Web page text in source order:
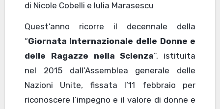
di Nicole Cobelli e Iulia Marasescu
Quest’anno ricorre il decennale della
“Giornata Internazionale delle Donne e
delle Ragazze nella Scienza”, istituita
nel 2015 dall’Assemblea generale delle
Nazioni Unite, fissata l’11 febbraio per
riconoscere l’impegno e il valore di donne e